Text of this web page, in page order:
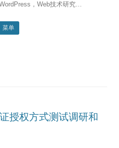
，Web技术研究…
菜单
首页
端开发
授权方式测试调研和